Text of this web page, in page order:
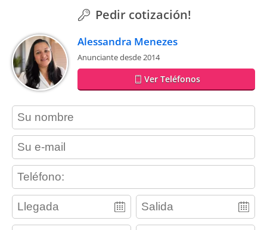
Pedir cotización!
Alessandra Menezes
Anunciante desde 2014
Ver Teléfonos
contact_name
contact_email
contact_phone